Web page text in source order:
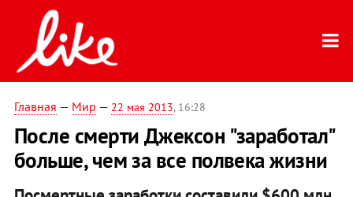
Главная — Мир — 22 мая 2013, 16:28
После смерти Джексон "заработал"
больше, чем за все полвека жизни